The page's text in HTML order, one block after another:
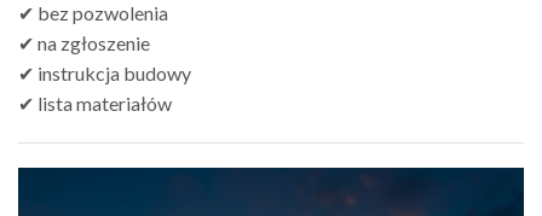
✔ bez pozwolenia
✔ na zgłoszenie
✔ instrukcja budowy
✔ lista materiałów